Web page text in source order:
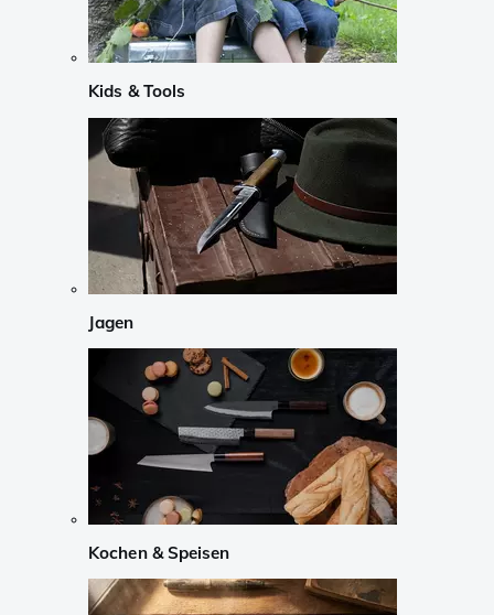
Kids & Tools
Jagen
Kochen & Speisen